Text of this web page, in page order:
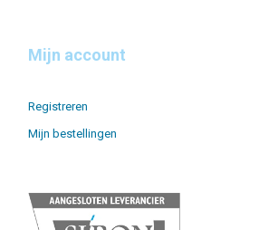
Mijn account
Registreren
Mijn bestellingen